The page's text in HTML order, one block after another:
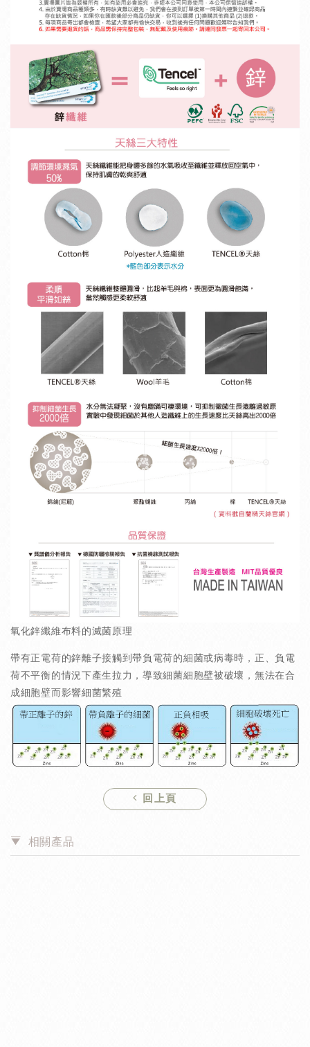
氧化鋅纖維布料的滅菌原理
帶有正電荷的鋅離子接觸到帶負電荷的細菌或病毒時，正、負電
荷不平衡的情況下產生拉力，導致細菌細胞壁被破壞，無法在合
成細胞壁而影響細菌繁殖
回上頁
相關產品